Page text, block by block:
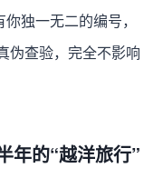
独一无二的编号，
伪查验，完全不影响
年的“越洋旅行”